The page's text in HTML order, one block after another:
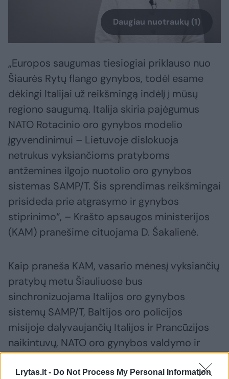
Lrytas.lt - Do Not Process My Personal Information
Daugiau nuotraukų (1)
„Europos saugumas tiesiogiai priklauso nuo
Šiaurės Rytų flango gynybos, todėl esame
dėkingi Italijai už reikšmingą indėlį į mūsų
regiono saugumą. Italija skiria pajėgumus
NATO Rotacinio oro gynybos modelio
įgyvendinimui – Lietuvoje dislokuoja
netrukus vyksiančioms pratyboms
antžemines ilgojo nuotolio oro gynybos
sistemas SAMP/T. Šis sprendimas reikšmingai
prisideda prie atgrasymo ir gynybos
stiprinimo“, – Krašto apsaugos ministerijos
(KAM) pranešime cituojama D. Šakalienė.
Kaip praneša KAM, vasario mėnesį vyksiančių
pratybų metu Šiauliuose bus
sinchronizuojama Italijos oro gynybos
sistemų SAMP/T, Baltijos oro policijos
misijoje dalyvaujančių Italijos ir Prancūzijos
naikintuvų, NATO oro gynybos valdymo ir
oro gynybos sistemomis NASAMS,